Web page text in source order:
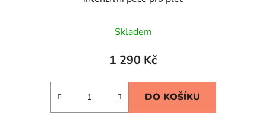
Skladem
1 290 Kč
DO KOŠÍKU